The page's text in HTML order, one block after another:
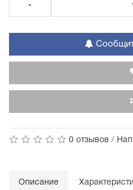
-
0 отзывов /
Описание